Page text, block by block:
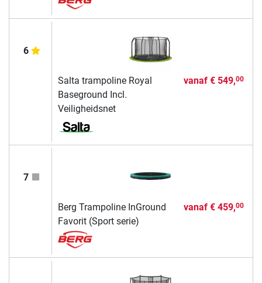
6
Salta trampoline Royal
Baseground Incl.
Veiligheidsnet
vanaf € 549,00
7
Berg Trampoline InGround
Favorit (Sport serie)
vanaf € 459,00